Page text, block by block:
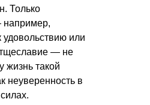
Только
удовольствию или
— не
жизнь такой
неуверенность в